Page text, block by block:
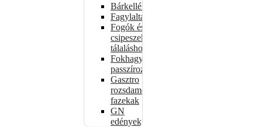
Bárkellékek
Fagylaltadagolók
Fogók és
csipeszek
tálaláshoz
Fokhagymaprések,
passzírozók
Gasztro
rozsdamentes
fazekak
GN
edények